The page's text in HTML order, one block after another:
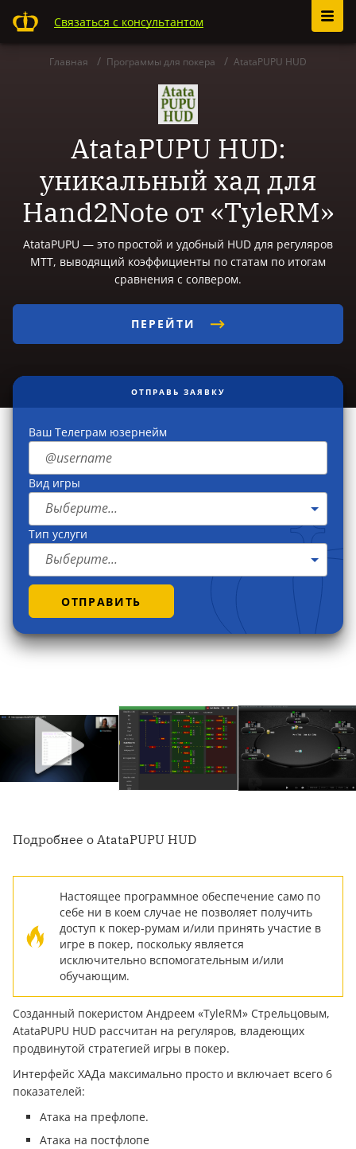
Связаться с консультантом
Главная Программы для покера AtataPUPU HUD
AtataPUPU HUD:
уникальный хад для
Hand2Note от «TyleRM»
AtataPUPU — это простой и удобный HUD для регуляров
МТТ, выводящий коэффициенты по статам по итогам
сравнения с солвером.
ПЕРЕЙТИ
ОТПРАВЬ ЗАЯВКУ
Ваш Телеграм юзернейм
Вид игры
Выберите...
Тип услуги
Выберите...
ОТПРАВИТЬ
Подробнее о AtataPUPU HUD
Настоящее программное обеспечение само по
себе ни в коем случае не позволяет получить
доступ к покер-румам и/или принять участие в
игре в покер, поскольку является
исключительно вспомогательным и/или
обучающим.
Созданный покеристом Андреем «TyleRM» Стрельцовым,
AtataPUPU HUD рассчитан на регуляров, владеющих
продвинутой стратегией игры в покер.
Интерфейс ХАДа максимально просто и включает всего 6
показателей:
Атака на префлопе.
Атака на постфлопе